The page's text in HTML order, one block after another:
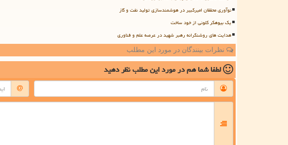
نوآوری محققان امیرکبیر در هوشمندسازی تولید نفت و گاز
یک بیوهکر کلونی از خود ساخت
هدایت های روشنگرانه رهبر شهید در عرصه علم و فناوری
نظرات بینندگان در مورد این مطلب
لطفا شما همدر مورد این مطلبنظر دهید